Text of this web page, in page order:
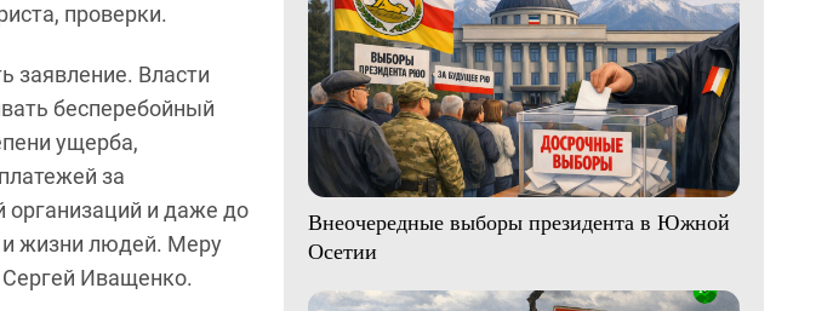
проверки.
заявление. Власти
бесперебойный
ущерба,
за
организаций и даже до
и жизни людей. Меру
Сергей Иващенко.
Внеочередные выборы президента в Южной
Осетии